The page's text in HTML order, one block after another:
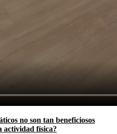
no son tan beneficiosos
actividad física?